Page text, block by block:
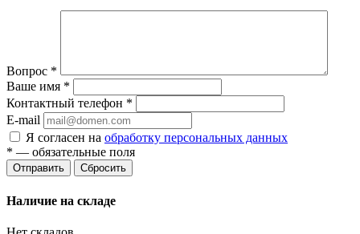
Вопрос *
Ваше имя *
Контактный телефон *
E-mail
Я согласен на обработку персональных данных
* — обязательные поля
Сбросить
Наличие на складе